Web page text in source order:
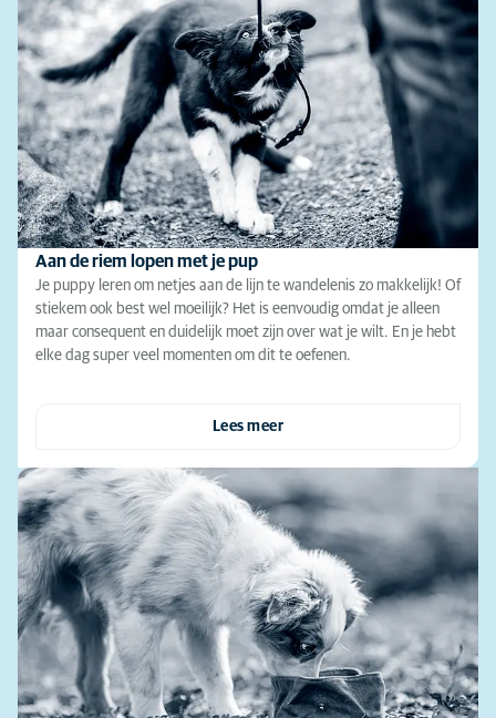
Aan de riem lopen met je pup
Je puppy leren om netjes aan de lijn te wandelenis zo makkelijk! Of
stiekem ook best wel moeilijk? Het is eenvoudig omdat je alleen
maar consequent en duidelijk moet zijn over wat je wilt. En je hebt
elke dag super veel momenten om dit te oefenen.
Lees meer